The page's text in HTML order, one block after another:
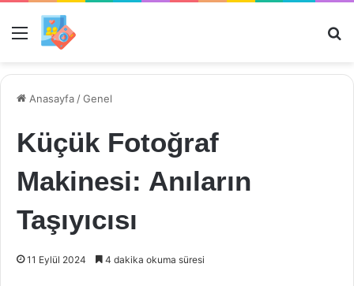
Menü
Anasayfa /Genel
Küçük Fotoğraf
Makinesi: Anıların
Taşıyıcısı
11 Eylül 2024 4 dakika okuma süresi